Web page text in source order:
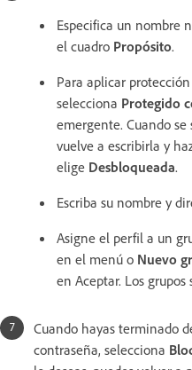
Especifica un nombre
el cuadro Propósito.
Para aplicar
selecciona Protegido
emergente. Cuando
vuelve a escribirla y
elige Desbloqueada.
Escriba su nombre y
Asigne el perfil a un
en el menú o Nuevo
en Aceptar. Los
Cuando hayas terminado
contraseña, selecciona